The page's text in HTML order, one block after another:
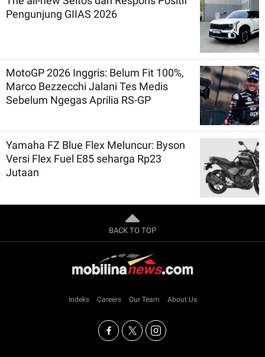
Pengunjung GIIAS 2026
MotoGP 2026 Inggris: Belum Fit 100%,
Marco Bezzecchi Jalani Tes Medis
Sebelum Ngegas Aprilia RS-GP
Yamaha FZ Blue Flex Meluncur: Byson
Versi Flex Fuel E85 seharga Rp23
Jutaan
BACK TO TOP
Indeks Careers Our Team About Us